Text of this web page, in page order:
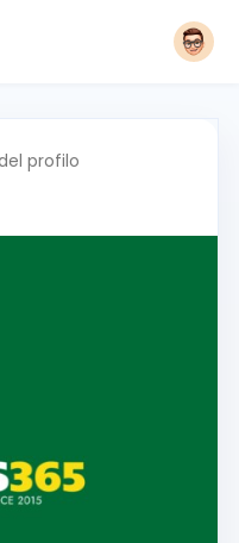
profilo